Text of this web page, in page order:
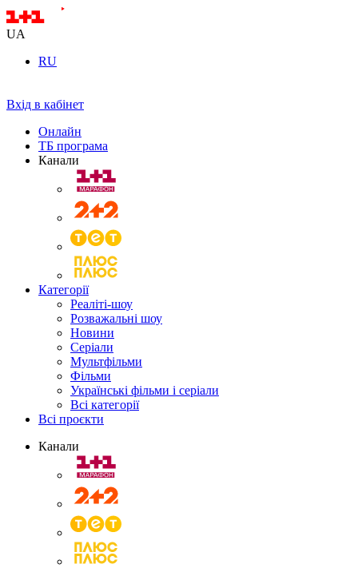
UA
RU
Вхід в кабінет
Онлайн
ТБ програма
Канали
Категорії
Реаліті-шоу
Розважальні шоу
Новини
Серіали
Мультфільми
Фільми
Українські фільми і серіали
Всі категорії
Всі проєкти
Канали